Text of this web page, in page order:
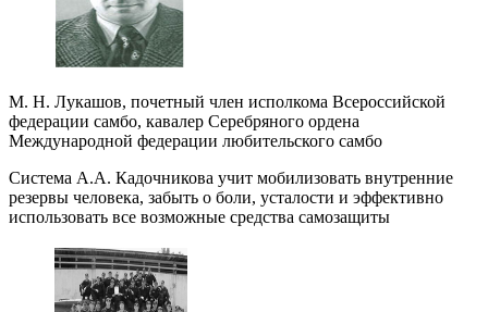
М. Н. Лукашов, почетный член исполкома Всероссийской
федерации самбо, кавалер Серебряного ордена
Международной федерации любительского самбо
Система А.А. Кадочникова учит мобилизовать внутренние
резервы человека, забыть о боли, усталости и эффективно
использовать все возможные средства самозащиты